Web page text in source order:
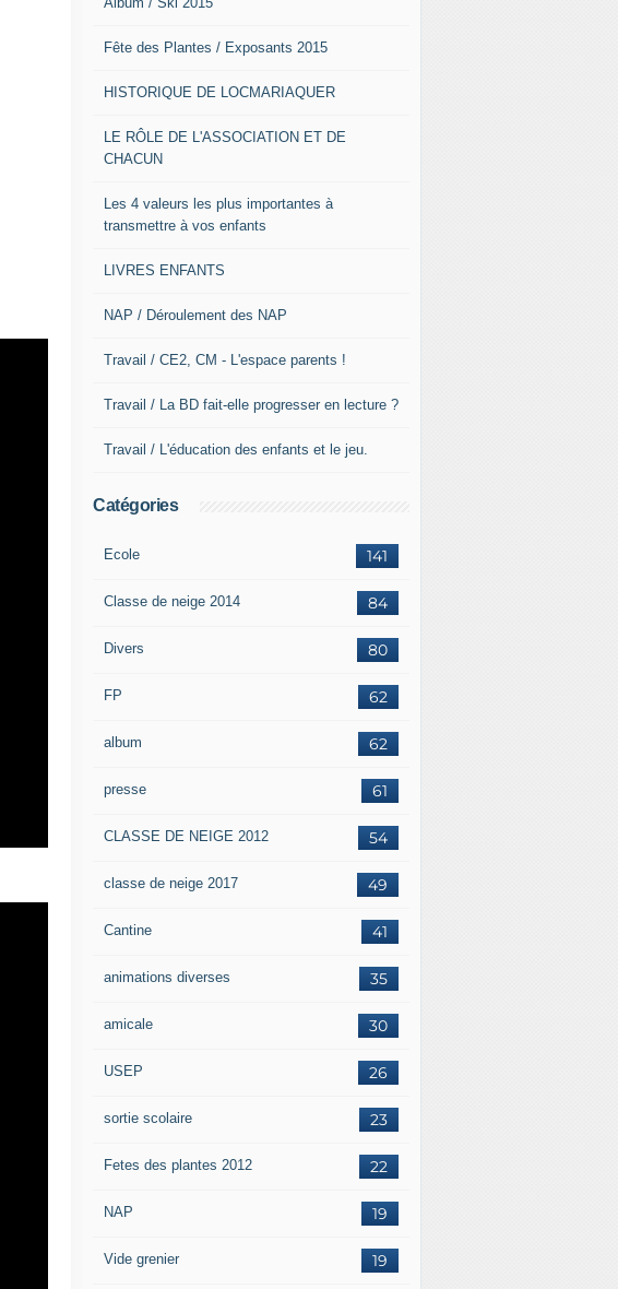
Fête des Plantes / Exposants 2015
HISTORIQUE DE LOCMARIAQUER
LE RÔLE DE L'ASSOCIATION ET DE
CHACUN
Les 4 valeurs les plus importantes à
transmettre à vos enfants
LIVRES ENFANTS
NAP / Déroulement des NAP
Travail / CE2, CM - L'espace parents !
Travail / La BD fait-elle progresser en lecture ?
Travail / L'éducation des enfants et le jeu.
Catégories
141
Ecole
84
Classe de neige 2014
80
Divers
62
FP
62
album
61
presse
54
CLASSE DE NEIGE 2012
49
classe de neige 2017
41
Cantine
35
animations diverses
30
amicale
26
USEP
23
sortie scolaire
22
Fetes des plantes 2012
19
NAP
19
Vide grenier